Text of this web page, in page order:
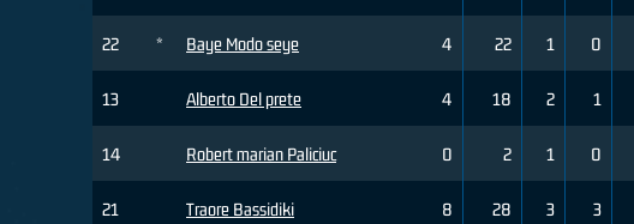
22 * Baye Modo seye
13 Alberto Del prete
14 Robert marian Paliciuc
21 Traore Bassidiki
4 22 1 0
4 18 2 1
0 2 1 0
8 28 3 3